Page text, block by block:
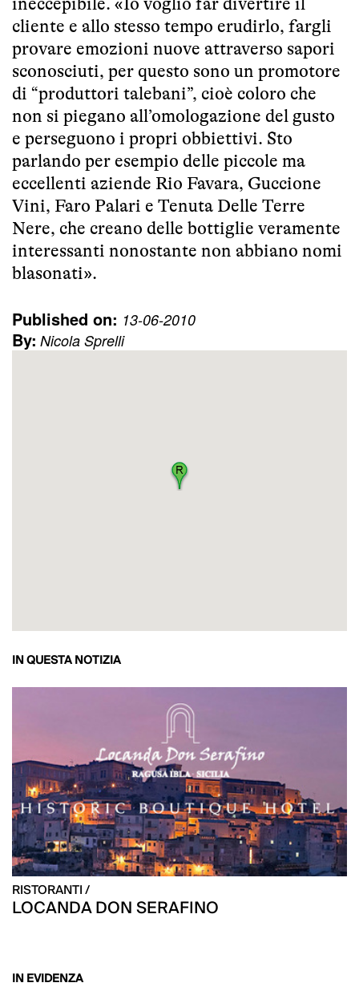
cliente e allo stesso tempo erudirlo, fargli
provare emozioni nuove attraverso sapori
sconosciuti, per questo sono un promotore
di “produttori talebani”, cioè coloro che
non si piegano all’omologazione del gusto
e perseguono i propri obbiettivi. Sto
parlando per esempio delle piccole ma
eccellenti aziende Rio Favara, Guccione
Vini, Faro Palari e Tenuta Delle Terre
Nere, che creano delle bottiglie veramente
interessanti nonostante non abbiano nomi
blasonati».
Published on: 13-06-2010
By: Nicola Sprelli
IN QUESTA NOTIZIA
RISTORANTI /
LOCANDA DON SERAFINO
IN EVIDENZA